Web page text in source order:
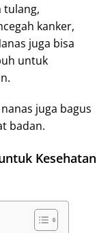
tulang,
kanker,
juga bisa
untuk
juga bagus
badan.
Kesehatan